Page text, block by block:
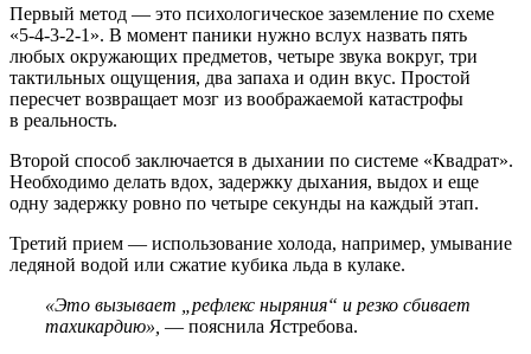
Первый метод — это психологическое заземление по схеме
«5-4-3-2-1». В момент паники нужно вслух назвать пять
любых окружающих предметов, четыре звука вокруг, три
тактильных ощущения, два запаха и один вкус. Простой
пересчет возвращает мозг из воображаемой катастрофы
в реальность.
Второй способ заключается в дыхании по системе «Квадрат».
Необходимо делать вдох, задержку дыхания, выдох и еще
одну задержку ровно по четыре секунды на каждый этап.
Третий прием — использование холода, например, умывание
ледяной водой или сжатие кубика льда в кулаке.
«Это вызывает „рефлекс ныряния“ и резко сбивает
тахикардию», — пояснила Ястребова.